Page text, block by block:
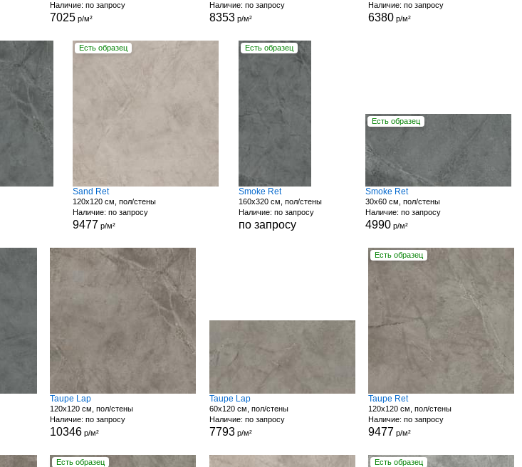
Наличие: по запросу
7025 р/м²
Наличие: по запросу
8353р/м²
Наличие: по запросу
6380 р/м²
Есть образец
Sand Ret
120x120 см, пол/стены
Наличие: по запросу
9477 р/м²
Есть образец
Smoke Ret
160x320 см, пол/стены
Наличие: по запросу
по запросу
Есть образец
Smoke Ret
30x60 см, пол/стены
Наличие: по запросу
4990р/м²
Taupe Lap
120x120 см, пол/стены
Наличие: по запросу
10346 р/м²
Taupe Lap
60x120 см, пол/стены
Наличие: по запросу
7793р/м²
Есть образец
Taupe Ret
120x120 см, пол/стены
Наличие: по запросу
9477 р/м²
Есть образец Есть образец